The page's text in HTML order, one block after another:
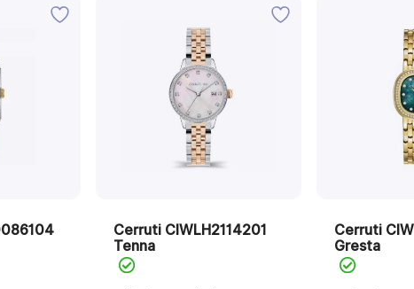
Cerruti CIWLH2114201
Tenna
Cerruti
Gresta